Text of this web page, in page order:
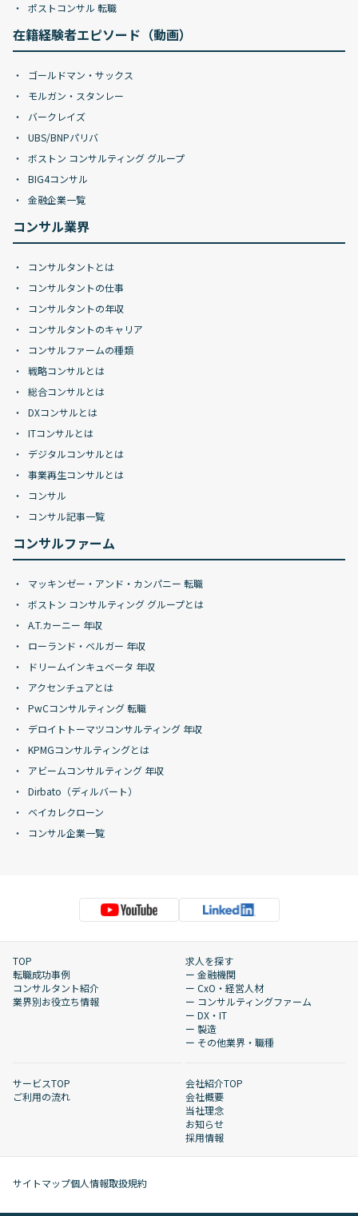
ポストコンサル 転職
在籍経験者エピソード（動画）
ゴールドマン・サックス
モルガン・スタンレー
バークレイズ
UBS/BNPパリバ
ボストン コンサルティング グループ
BIG4コンサル
金融企業一覧
コンサル業界
コンサルタントとは
コンサルタントの仕事
コンサルタントの年収
コンサルタントのキャリア
コンサルファームの種類
戦略コンサルとは
総合コンサルとは
DXコンサルとは
ITコンサルとは
デジタルコンサルとは
事業再生コンサルとは
コンサル
コンサル記事一覧
コンサルファーム
マッキンゼー・アンド・カンパニー 転職
ボストン コンサルティング グループとは
A.T.カーニー 年収
ローランド・ベルガー 年収
ドリームインキュベータ 年収
アクセンチュアとは
PwCコンサルティング 転職
デロイトトーマツコンサルティング 年収
KPMGコンサルティングとは
アビームコンサルティング 年収
Dirbato（ディルバート）
ベイカレクローン
コンサル企業一覧
TOP
転職成功事例
コンサルタント紹介
業界別お役立ち情報
求人を探す
ー 金融機関
ー CxO・経営人材
ー コンサルティングファーム
ー DX・IT
ー 製造
ー その他業界・職種
サービスTOP
ご利用の流れ
会社紹介TOP
会社概要
当社理念
お知らせ
採用情報
サイトマップ個人情報取扱規約